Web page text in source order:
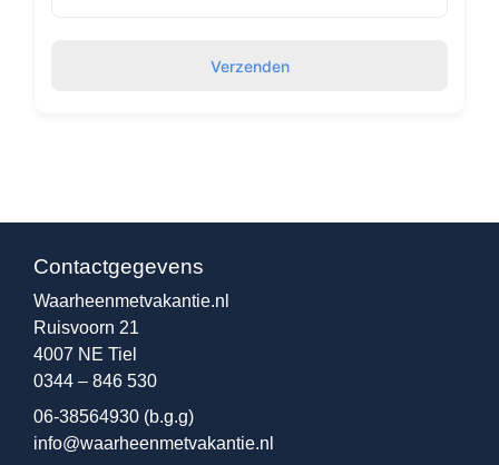
Verzenden
Contactgegevens
Waarheenmetvakantie.nl
Ruisvoorn 21
4007 NE Tiel
0344 – 846 530
06-38564930 (b.g.g)
info@waarheenmetvakantie.nl